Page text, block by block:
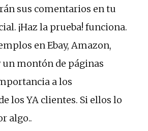
sus comentarios en tu
¡Haz la prueba! funciona.
en Ebay, Amazon,
montón de páginas
a los
los YA clientes. Si ellos lo
algo..